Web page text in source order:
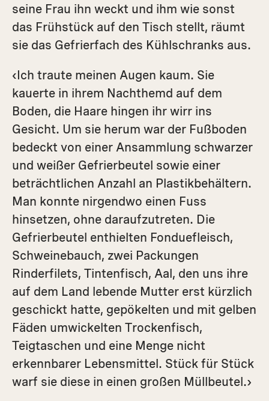
seine Frau ihn weckt und ihm wie sonst
das Frühstück auf den Tisch stellt, räumt
sie das Gefrierfach des Kühlschranks aus.
‹Ich traute meinen Augen kaum. Sie
kauerte in ihrem Nachthemd auf dem
Boden, die Haare hingen ihr wirr ins
Gesicht. Um sie herum war der Fußboden
bedeckt von einer Ansammlung schwarzer
und weißer Gefrierbeutel sowie einer
beträchtlichen Anzahl an Plastikbehältern.
Man konnte nirgendwo einen Fuss
hinsetzen, ohne daraufzutreten. Die
Gefrierbeutel enthielten Fonduefleisch,
Schweinebauch, zwei Packungen
Rinderfilets, Tintenfisch, Aal, den uns ihre
auf dem Land lebende Mutter erst kürzlich
geschickt hatte, gepökelten und mit gelben
Fäden umwickelten Trockenfisch,
Teigtaschen und eine Menge nicht
erkennbarer Lebensmittel. Stück für Stück
warf sie diese in einen großen Müllbeutel.›